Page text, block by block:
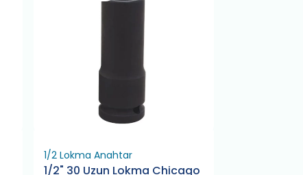
1/2 Lokma Anahtar
1/2" 30 Uzun Lokma Chicago